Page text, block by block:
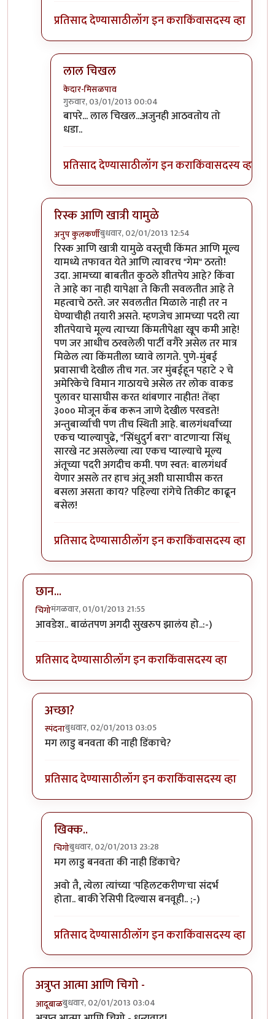
प्रतिसाद देण्यासाठीलॉग इन कराकिंवासदस्य व्हा
लाल चिखल
केदार-मिसळपाव
गुरुवार, 03/01/2013 00:04
In reply toदहावी मराठीच्या पाठ्यपुस्तकात एका
बापरे... लाल चिखल...अजुनही आठवतोय तो
धडा..
प्रतिसाद देण्यासाठीलॉग इन कराकिंवासदस्य व्हा
रिस्क आणि खात्री यामुळे
अनुप कुलकर्णीबुधवार, 02/01/2013 12:54
In reply toप्रतिसादाबद्दल धन्यवाद, अनुप!byआदूबाळ
रिस्क आणि खात्री यामुळे वस्तूची किंमत आणि मूल्य
यामध्ये तफावत येते आणि त्यावरच "गेम" ठरतो!
उदा. आमच्या बाबतीत कुठले शीतपेय आहे? किंवा
ते आहे का नाही यापेक्षा ते किती सवलतीत आहे ते
महत्वाचे ठरते. जर सवलतीत मिळाले नाही तर न
घेण्याचीही तयारी असते. म्हणजेच आमच्या पदरी त्या
शीतपेयाचे मूल्य त्याच्या किंमतीपेक्षा खूप कमी आहे!
पण जर आधीच ठरवलेली पार्टी वगैरे असेल तर मात्र
मिळेल त्या किंमतीला घ्यावे लागते. पुणे-मुंबई
प्रवासाची देखील तीच गत. जर मुंबईहून पहाटे २ चे
अमेरिकेचे विमान गाठायचे असेल तर लोक वाकड
पुलावर घासाघीस करत थांबणार नाहीत! तेंव्हा
३००० मोजून कॅब करून जाणे देखील परवडते!
अन्तुबार्व्याची पण तीच स्थिती आहे. बालगंधर्वांच्या
एकच प्याल्यापुढे, "सिंधुदुर्ग बरा" वाटणाऱ्या सिंधू
सारखे नट असलेल्या त्या एकच प्याल्याचे मूल्य
अंतूच्या पदरी अगदीच कमी. पण स्वत: बालगंधर्व
येणार असले तर हाच अंतू अशी घासाघीस करत
बसला असता काय? पहिल्या रांगेचे तिकीट काढून
बसेल!
प्रतिसाद देण्यासाठीलॉग इन कराकिंवासदस्य व्हा
छान...
चिगोमंगळवार, 01/01/2013 21:55
आवडेश.. बाळंतपण अगदी सुखरुप झालंय हो..:-)
प्रतिसाद देण्यासाठीलॉग इन कराकिंवासदस्य व्हा
अच्छा?
स्पंदनाबुधवार, 02/01/2013 03:05
In reply toछान...byचिगो
मग लाडु बनवता की नाही डिंकाचे?
प्रतिसाद देण्यासाठीलॉग इन कराकिंवासदस्य व्हा
खिक्क..
चिगोबुधवार, 02/01/2013 23:28
In reply toअच्छा?byस्पंदना
मग लाडु बनवता की नाही डिंकाचे?
अवो तै, त्येला त्यांच्या 'पहिलटकरीण'चा संदर्भ
होता.. बाकी रेसिपी दिल्यास बनवूही.. ;-)
प्रतिसाद देण्यासाठीलॉग इन कराकिंवासदस्य व्हा
अत्रुप्त आत्मा आणि चिगो -
आदूबाळबुधवार, 02/01/2013 03:04